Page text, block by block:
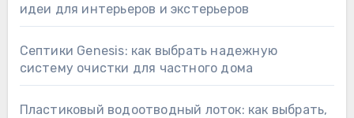
идеи для интерьеров и экстерьеров
Септики Genesis: как выбрать надежную
систему очистки для частного дома
Пластиковый водоотводный лоток: как выбрать,